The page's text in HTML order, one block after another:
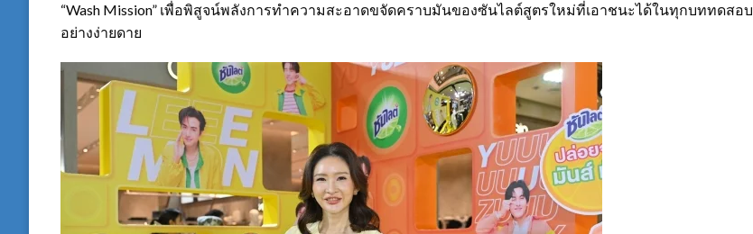
“Wash Mission” เพื่อพิสูจน์พลังการทำความสะอาดขจัดคราบมันของซันไลต์สูตรใหม่ที่เอาชนะได้ในทุกบททดสอบ
อย่างง่ายดาย